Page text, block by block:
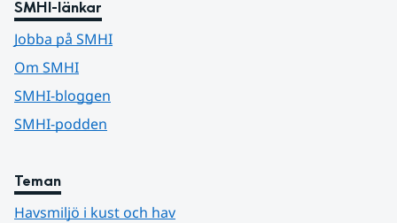
SMHI-länkar
Jobba på SMHI
Om SMHI
SMHI-bloggen
SMHI-podden
Teman
Havsmiljö i kust och hav